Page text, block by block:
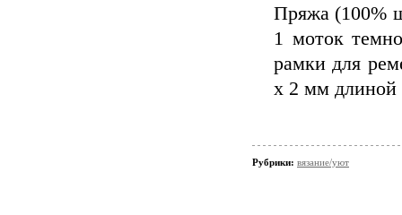
Пряжа (100%
1 моток
рамки для
х 2 мм длиной
Рубрики: вязание/уют